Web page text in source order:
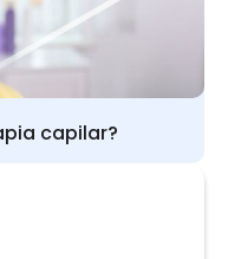
capilar?